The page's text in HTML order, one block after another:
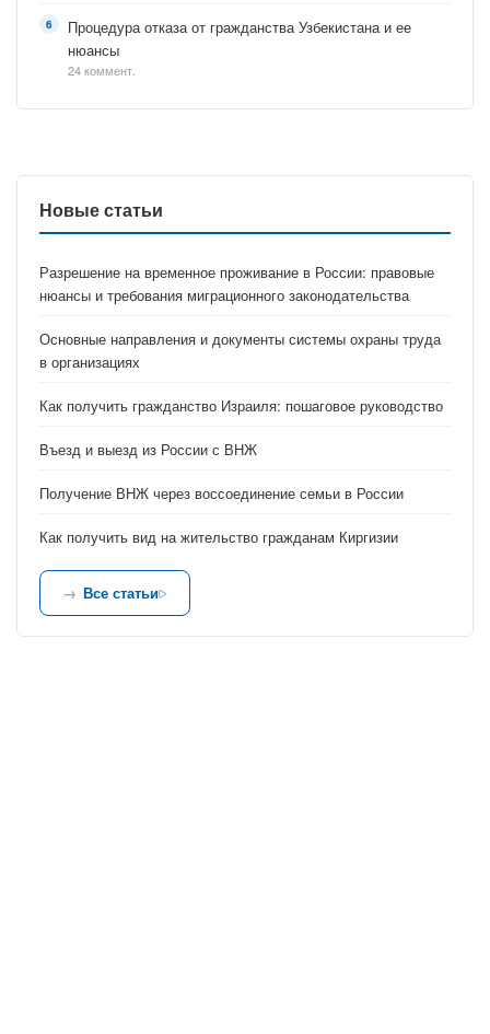
Процедура отказа от гражданства Узбекистана и ее
нюансы
24 коммент.
Новые статьи
Разрешение на временное проживание в России: правовые
нюансы и требования миграционного законодательства
Основные направления и документы системы охраны труда
в организациях
Как получить гражданство Израиля: пошаговое руководство
Въезд и выезд из России с ВНЖ
Получение ВНЖ через воссоединение семьи в России
Как получить вид на жительство гражданам Киргизии
Все статьи